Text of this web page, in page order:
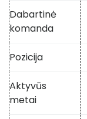
Dabartinė
komanda
Pozicija
Aktyvūs
metai